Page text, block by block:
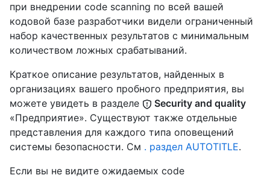
при внедрении code scanning по всей вашей
кодовой базе разработчики видели ограниченный
набор качественных результатов с минимальным
количеством ложных срабатываний.
Краткое описание результатов, найденных в
организациях вашего пробного предприятия, вы
можете увидеть в разделе
Security and quality
«Предприятие». Существуют также отдельные
представления для каждого типа оповещений
системы безопасности. См . раздел AUTOTITLE.
Если вы не видите ожидаемых code